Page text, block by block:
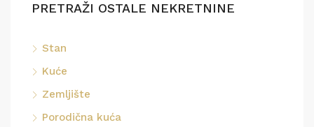
PRETRAŽI OSTALE NEKRETNINE
Stan
Kuće
Zemljište
Porodična kuća